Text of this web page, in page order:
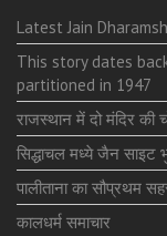
Latest Jain
This story dates
partitioned in 1947
राजस्थान में दो मंदिर की
सिद्धाचल मध्ये जैन साइट
पालीताना का सौप्रथम
कालधर्म समाचार